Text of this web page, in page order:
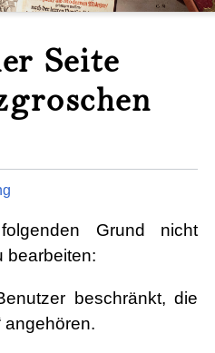
Seite
Grund nicht
bearbeiten:
beschränkt, die
angehören.